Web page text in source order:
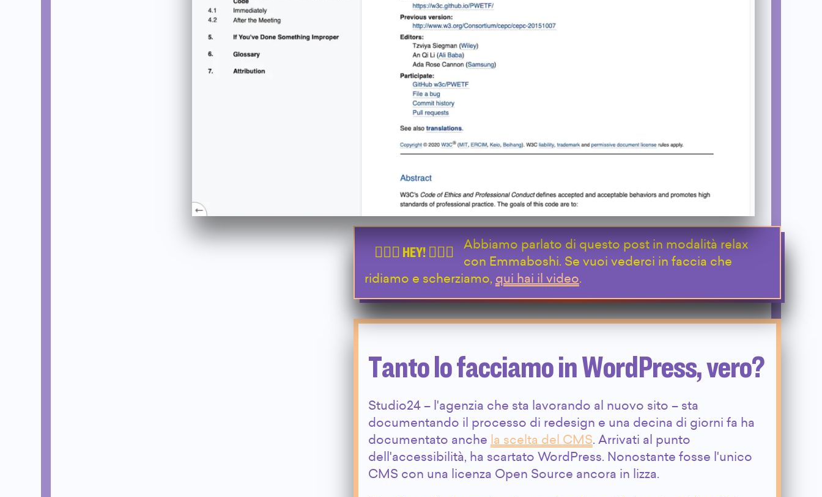
Abbiamo parlato di questo post in modalità relax
con Emmaboshi. Se vuoi vederci in faccia che
ridiamo e scherziamo, qui hai il video.
Tanto lo facciamo in WordPress, vero?
Studio24 – l'agenzia che sta lavorando al nuovo sito – sta
documentando il processo di redesign e una decina di giorni fa ha
documentato anche la scelta del CMS. Arrivati al punto
dell'accessibilità, ha scartato WordPress. Nonostante fosse l'unico
CMS con una licenza Open Source ancora in lizza.